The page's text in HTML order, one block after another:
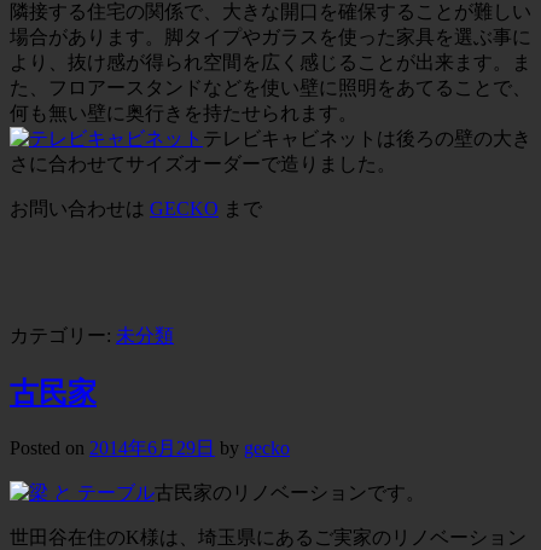
隣接する住宅の関係で、大きな開口を確保することが難しい
場合があります。脚タイプやガラスを使った家具を選ぶ事に
より、抜け感が得られ空間を広く感じることが出来ます。ま
た、フロアースタンドなどを使い壁に照明をあてることで、
何も無い壁に奥行きを持たせられます。
テレビキャビネットは後ろの壁の大き
さに合わせてサイズオーダーで造りました。
お問い合わせは GECKO まで
カテゴリー: 未分類
古民家
Posted on 2014年6月29日 by gecko
古民家のリノベーションです。
世田谷在住のK様は、埼玉県にあるご実家のリノベーション